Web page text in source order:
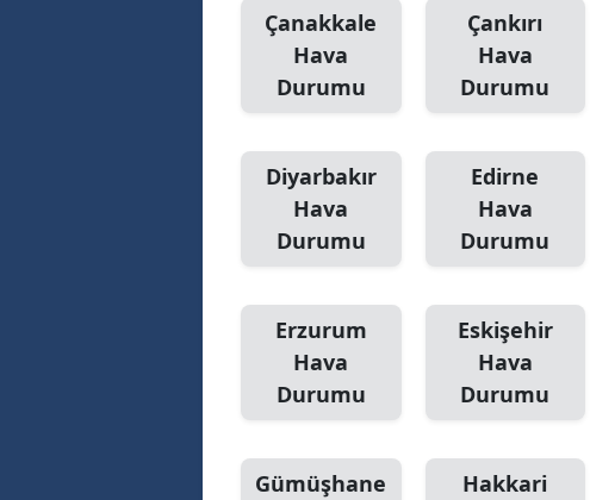
Çanakkale
Hava
Durumu
Çankırı
Hava
Durumu
Diyarbakır
Hava
Durumu
Edirne
Hava
Durumu
Erzurum
Hava
Durumu
Eskişehir
Hava
Durumu
Gümüşhane
Hakkari